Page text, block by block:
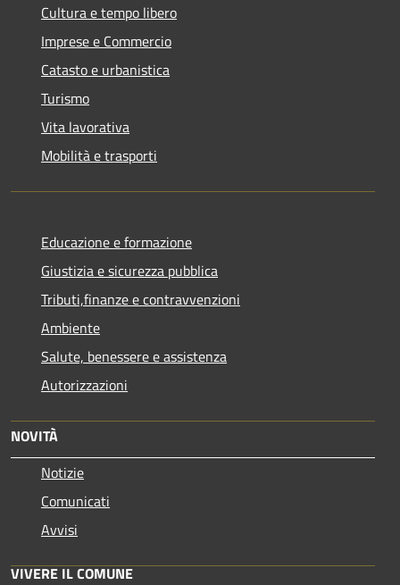
Cultura e tempo libero
Imprese e Commercio
Catasto e urbanistica
Turismo
Vita lavorativa
Mobilità e trasporti
Educazione e formazione
Giustizia e sicurezza pubblica
Tributi,finanze e contravvenzioni
Ambiente
Salute, benessere e assistenza
Autorizzazioni
NOVITÀ
Notizie
Comunicati
Avvisi
VIVERE IL COMUNE